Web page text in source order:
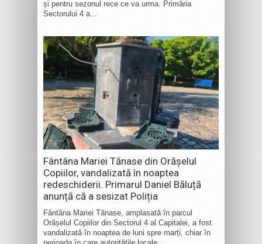
și pentru sezonul rece ce va urma. Primăria
Sectorului 4 a...
Fântâna Mariei Tănase din Orășelul
Copiilor, vandalizată în noaptea
redeschiderii. Primarul Daniel Băluță
anunță că a sesizat Poliția
Fântâna Mariei Tănase, amplasată în parcul
Orășelul Copiilor din Sectorul 4 al Capitalei, a fost
vandalizată în noaptea de luni spre marți, chiar în